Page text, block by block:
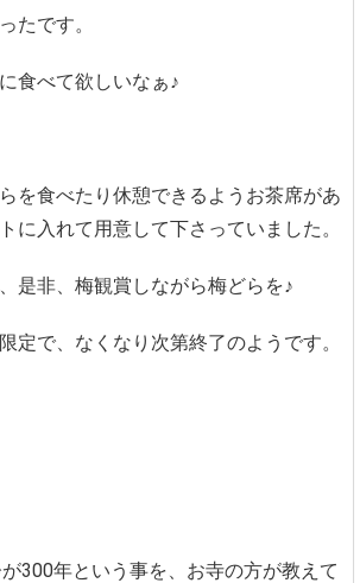
たです。
食べて欲しいなぁ♪
を食べたり休憩できるようお茶席があ
に入れて用意して下さっていました。
是非、梅観賞しながら梅どらを♪
定で、なくなり次第終了のようです。
300年という事を、お寺の方が教えて